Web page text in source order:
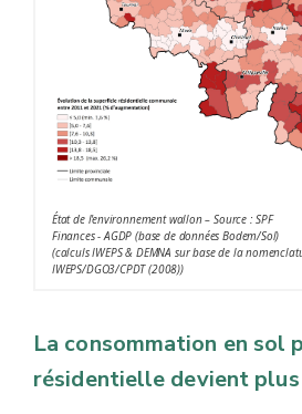
État de l'environnement wallon – Source : SPF
Finances - AGDP (base de données Bodem/Sol)
(calculs IWEPS & DEMNA sur base de la
IWEPS/DGO3/CPDT (2008))
La consommation en sol
résidentielle devient